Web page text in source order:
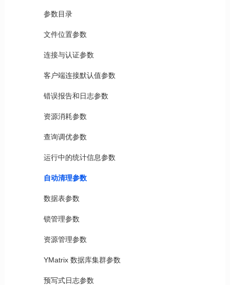
参数目录
文件位置参数
连接与认证参数
客户端连接默认值参数
错误报告和日志参数
资源消耗参数
查询调优参数
运行中的统计信息参数
自动清理参数
数据表参数
锁管理参数
资源管理参数
YMatrix 数据库集群参数
预写式日志参数